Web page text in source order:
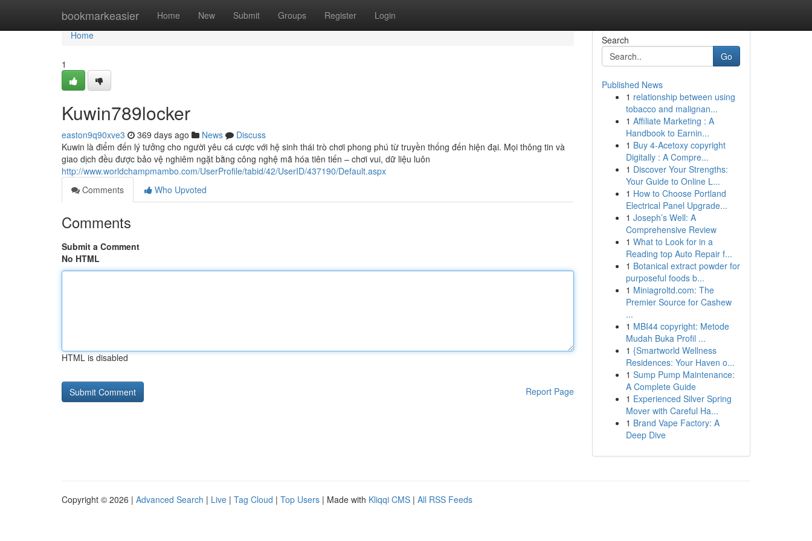
bookmarkeasier Home New Submit Groups Register Login
Home
Home
1
Kuwin789locker
easton9q90xve3 369 days ago News
Discuss
Kuwin là điểm đến lý tưởng cho người yêu cá cược với hệ sinh thái trò chơi phong phú từ truyền thống đến hiện đại. Mọi thông tin và
giao dịch đều được bảo vệ nghiêm ngặt bằng công nghệ mã hóa tiên tiến – chơi vui, dữ liệu luôn
http://www.worldchampmambo.com/UserProfile/tabid/42/UserID/437190/Default.aspx
Comments
Who Upvoted
Comments
Submit a Comment
No HTML
HTML is disabled
Report Page
Search
Go
Published News
1 relationship between using
tobacco and malignan...
1 Affiliate Marketing : A
Handbook to Earnin...
1 Buy 4-Acetoxy copyright
Digitally : A Compre...
1 Discover Your Strengths:
Your Guide to Online L...
1 How to Choose Portland
Electrical Panel Upgrade...
1 Joseph’s Well: A
Comprehensive Review
1 What to Look for in a
Reading top Auto Repair f...
1 Botanical extract powder for
purposeful foods b...
1 Miniagroltd.com: The
Premier Source for Cashew
...
1 MBI44 copyright: Metode
Mudah Buka Profil ...
1 {Smartworld Wellness
Residences: Your Haven o...
1 Sump Pump Maintenance:
A Complete Guide
1 Experienced Silver Spring
Mover with Careful Ha...
1 Brand Vape Factory: A
Deep Dive
Copyright © 2026 | Advanced Search | Live | Tag Cloud | Top Users | Made with Kliqqi CMS | All RSS Feeds